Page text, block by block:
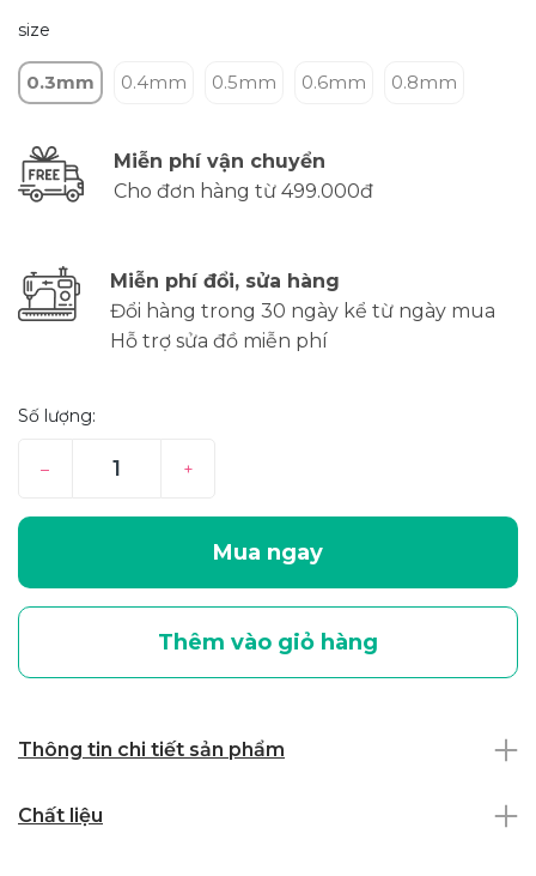
size
0.3mm 0.4mm 0.5mm 0.6mm 0.8mm
Miễn phí vận chuyển
Cho đơn hàng từ 499.000đ
Miễn phí đổi, sửa hàng
Đổi hàng trong 30 ngày kể từ ngày mua
Hỗ trợ sửa đồ miễn phí
Số lượng:
– +
Mua ngay
Thêm vào giỏ hàng
Thông tin chi tiết sản phẩm
Chất liệu